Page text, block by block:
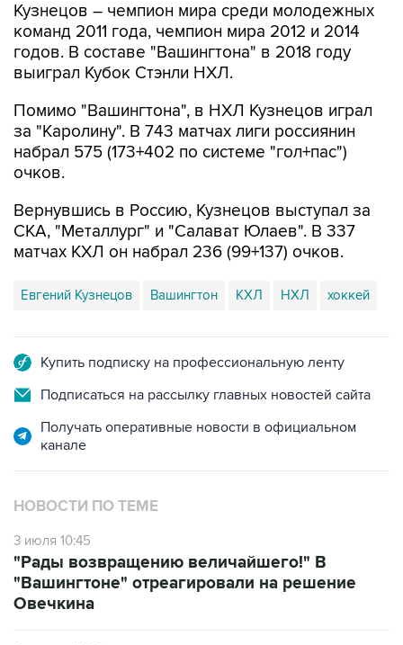
Кузнецов – чемпион мира среди молодежных
команд 2011 года, чемпион мира 2012 и 2014
годов. В составе "Вашингтона" в 2018 году
выиграл Кубок Стэнли НХЛ.
Помимо "Вашингтона", в НХЛ Кузнецов играл
за "Каролину". В 743 матчах лиги россиянин
набрал 575 (173+402 по системе "гол+пас")
очков.
Вернувшись в Россию, Кузнецов выступал за
СКА, "Металлург" и "Салават Юлаев". В 337
матчах КХЛ он набрал 236 (99+137) очков.
Евгений Кузнецов Вашингтон КХЛ НХЛ хоккей
Купить подписку на профессиональную ленту
Подписаться на рассылку главных новостей сайта
Получать оперативные новости в официальном
канале
НОВОСТИ ПО ТЕМЕ
3 июля 10:45
"Рады возвращению величайшего!" В
"Вашингтоне" отреагировали на решение
Овечкина